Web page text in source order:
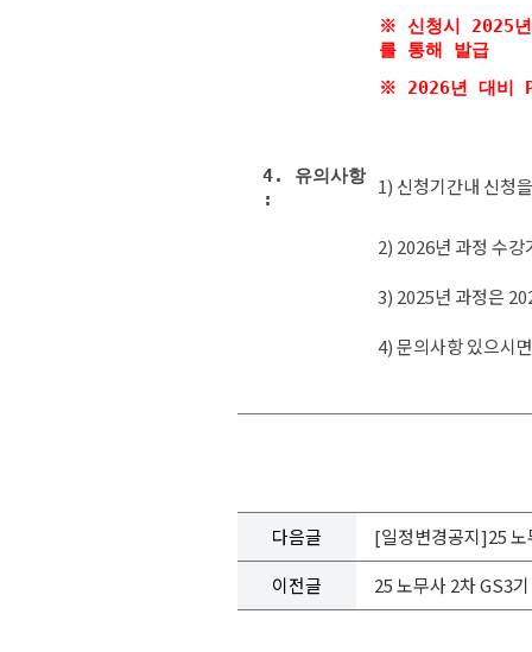
※ 신청시 2025
를 통해 발급
※ 2026년 대비
4. 유의사항
:
1) 신청기간내 신청
2) 2026년 과정 수
3) 2025년 과정은
4) 문의사항 있으시
다음글
[일정변경공지]25 노
이전글
25 노무사 2차 GS3